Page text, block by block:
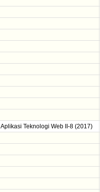
Aplikasi Teknologi Web II-8 (2017)